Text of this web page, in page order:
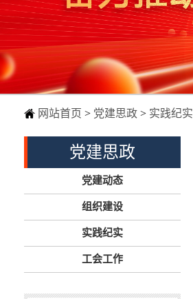
网站首页 > 党建思政 > 实践纪实
党建思政
党建动态
组织建设
实践纪实
工会工作